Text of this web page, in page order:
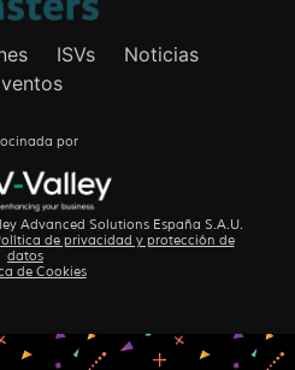
ISVs
Noticias
por
Advanced Solutions España S.A.U.
de privacidad y protección de
datos
de Cookies